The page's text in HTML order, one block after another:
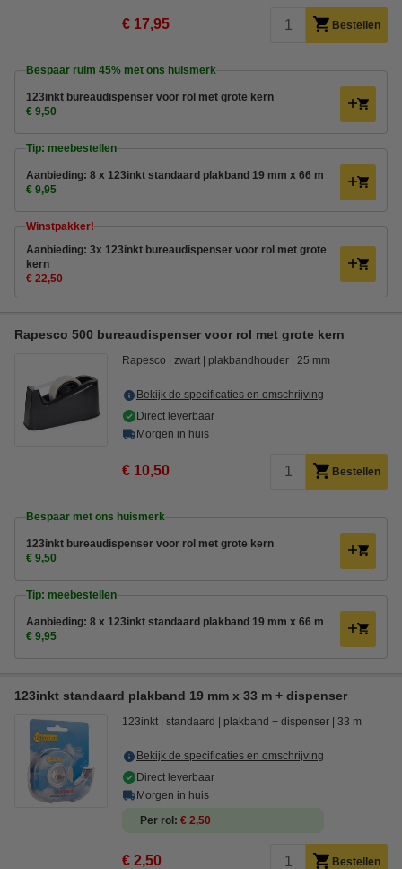
€ 17,95 Bestellen
Bespaar ruim 45% met ons huismerk
123inkt bureaudispenser voor rol met grote kern
€ 9,50
Tip: meebestellen
Aanbieding: 8 x 123inkt standaard plakband 19 mm x 66 m
€ 9,95
Winstpakker!
Aanbieding: 3x 123inkt bureaudispenser voor rol met grote
kern
€ 22,50
Rapesco 500 bureaudispenser voor rol met grote kern
Rapesco zwart plakbandhouder 25 mm
Bekijk de specificaties en omschrijving
Direct leverbaar
Morgen in huis
€ 10,50 Bestellen
Bespaar met ons huismerk
123inkt bureaudispenser voor rol met grote kern
€ 9,50
Tip: meebestellen
Aanbieding: 8 x 123inkt standaard plakband 19 mm x 66 m
€ 9,95
123inkt standaard plakband 19 mm x 33 m + dispenser
123inkt standaard plakband + dispenser 33 m
Bekijk de specificaties en omschrijving
Direct leverbaar
Morgen in huis
Per rol
€ 2,50
€ 2,50 Bestellen